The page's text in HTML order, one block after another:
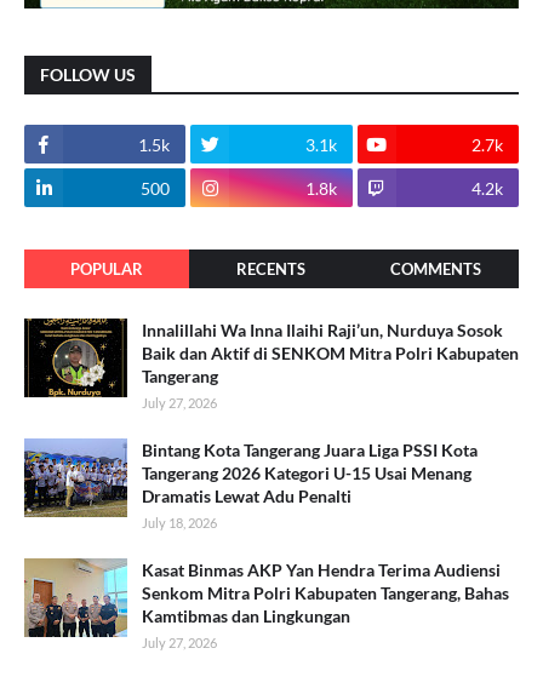
FOLLOW US
1.5k 3.1k 2.7k
500 1.8k 4.2k
POPULAR RECENTS COMMENTS
Innalillahi Wa Inna Ilaihi Raji’un, Nurduya Sosok
Baik dan Aktif di SENKOM Mitra Polri Kabupaten
Tangerang
July 27, 2026
Bintang Kota Tangerang Juara Liga PSSI Kota
Tangerang 2026 Kategori U-15 Usai Menang
Dramatis Lewat Adu Penalti
July 18, 2026
Kasat Binmas AKP Yan Hendra Terima Audiensi
Senkom Mitra Polri Kabupaten Tangerang, Bahas
Kamtibmas dan Lingkungan
July 27, 2026